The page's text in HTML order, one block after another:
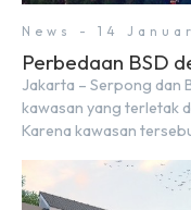
News - 14
Perbedaan BSD
Jakarta – Serpong dan
kawasan yang terletak
Karena kawasan
merupakan tempat
kurang tepat. Sebab